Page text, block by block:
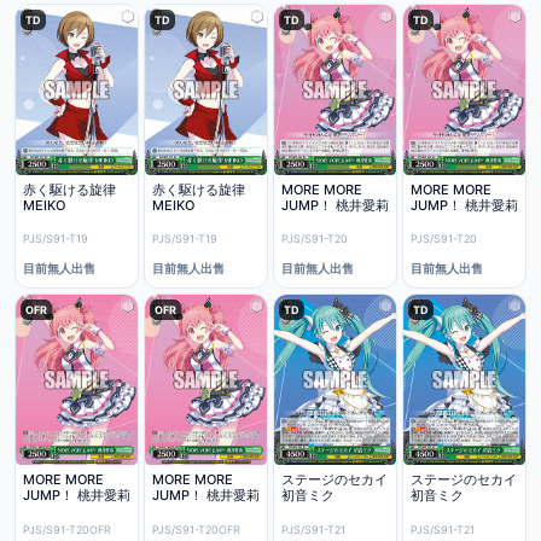
TD
赤く駆ける旋律
MEIKO
PJS/S91-T19
目前無人出售
TD
赤く駆ける旋律
MEIKO
PJS/S91-T19
目前無人出售
TD
MORE MORE
JUMP！ 桃井愛莉
PJS/S91-T20
目前無人出售
TD
MORE MORE
JUMP！ 桃井愛莉
PJS/S91-T20
目前無人出售
OFR
MORE MORE
JUMP！ 桃井愛莉
PJS/S91-T20OFR
OFR
MORE MORE
JUMP！ 桃井愛莉
PJS/S91-T20OFR
TD
ステージのセカイ
初音ミク
PJS/S91-T21
TD
ステージのセカイ
初音ミク
PJS/S91-T21